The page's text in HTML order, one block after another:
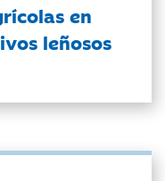
en
leñosos